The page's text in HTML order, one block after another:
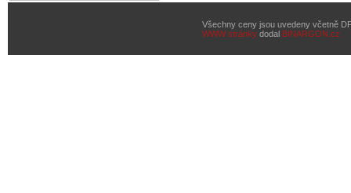
Všechny ceny jsou uvedeny včetně
WWW stránkydodal BINARGON.cz